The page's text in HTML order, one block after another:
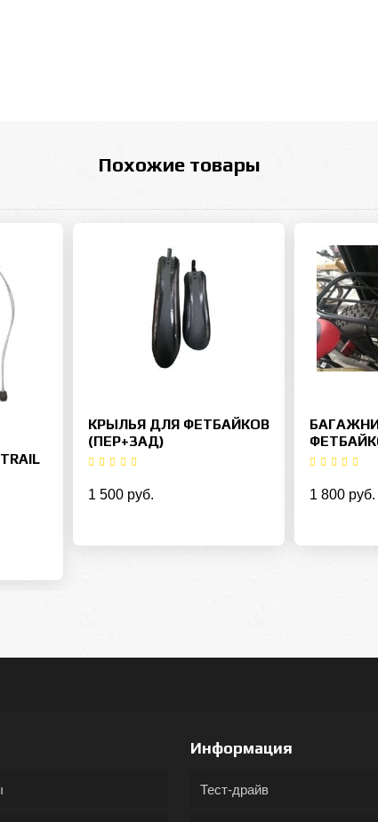
Похожие товары
КРЫЛЬЯ ДЛЯ ФЕТБАЙКОВ
(ПЕР+ЗАД)
1 500 руб. 1 800 руб.
Информация
Тест-драйв